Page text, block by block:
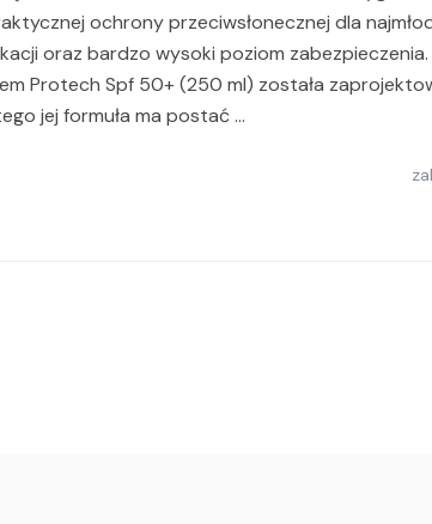
ochrony przeciwsłonecznej dla
oraz bardzo wysoki poziom zabezpieczenia.
Protech Spf 50+ (250 ml) została
jej formuła ma postać …